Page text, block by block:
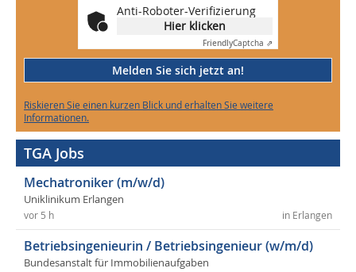
Anti-Roboter-Verifizierung
Hier klicken
FriendlyCaptcha ⇗
Melden Sie sich jetzt an!
Riskieren Sie einen kurzen Blick und erhalten Sie weitere
Informationen.
TGA Jobs
Mechatroniker (m/w/d)
Uniklinikum Erlangen
in Erlangen
vor 5 h
Betriebsingenieurin / Betriebsingenieur (w/m/d)
Bundesanstalt für Immobilienaufgaben